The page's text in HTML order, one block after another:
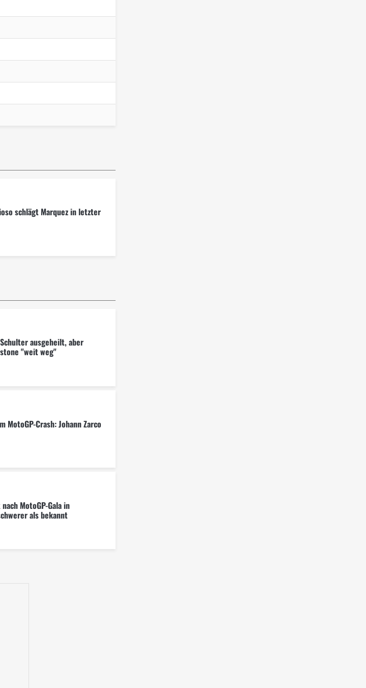
schlägt Marquez in letzter
ausgeheilt, aber
"weit weg"
MotoGP-Crash: Johann Zarco
MotoGP-Gala in
als bekannt